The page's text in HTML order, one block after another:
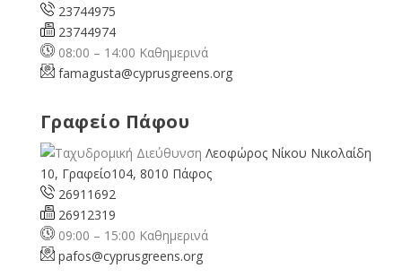
23744975
23744974
08:00 – 14:00 Καθημερινά
famagusta@cyprusgreens.org
Γραφείο Πάφου
Λεοφώρος Νίκου Νικολαίδη
10, Γραφείο104, 8010 Πάφος
26911692
26912319
09:00 – 15:00 Καθημερινά
pafos@cyprusgreens.org